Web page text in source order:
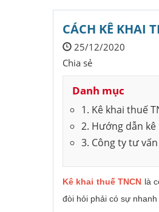
CÁCH KÊ KHAI
25/12/2020
Chia sẻ
Danh mục
1. Kê khai thuế
2. Hướng dẫn kê
3. Công ty tư
Kê khai thuế TNCN là
đòi hỏi phải có sự